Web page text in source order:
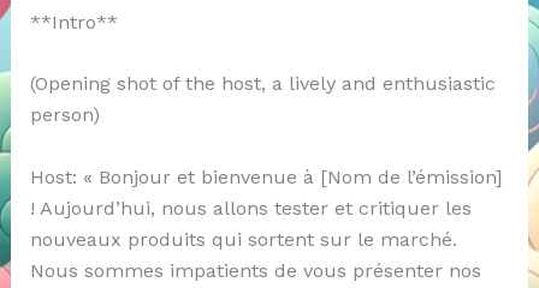
**Intro**
(Opening shot of the host, a lively and enthusiastic
person)
Host: « Bonjour et bienvenue à [Nom de l’émission]
! Aujourd’hui, nous allons tester et critiquer les
nouveaux produits qui sortent sur le marché.
Nous sommes impatients de vous présenter nos